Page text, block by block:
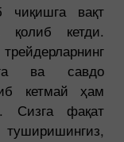
чиқишга вақт
кетди.
ва савдо
кетмай ҳам
Сизга фақат